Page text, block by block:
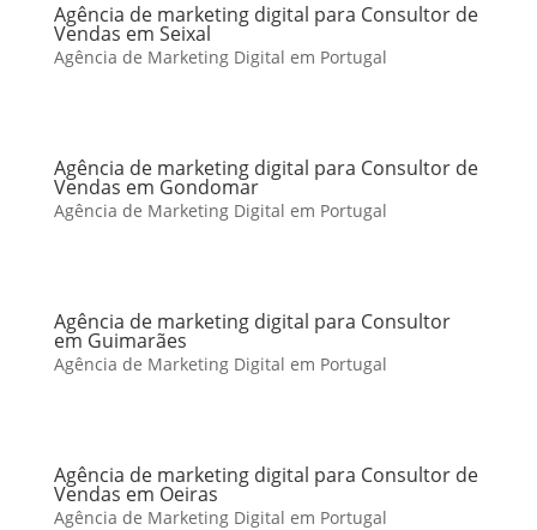
Agência de marketing digital para Consultor de
Vendas em Seixal
Agência de Marketing Digital em Portugal
Agência de marketing digital para Consultor de
Vendas em Gondomar
Agência de Marketing Digital em Portugal
Agência de marketing digital para Consultor
em Guimarães
Agência de Marketing Digital em Portugal
Agência de marketing digital para Consultor de
Vendas em Oeiras
Agência de Marketing Digital em Portugal